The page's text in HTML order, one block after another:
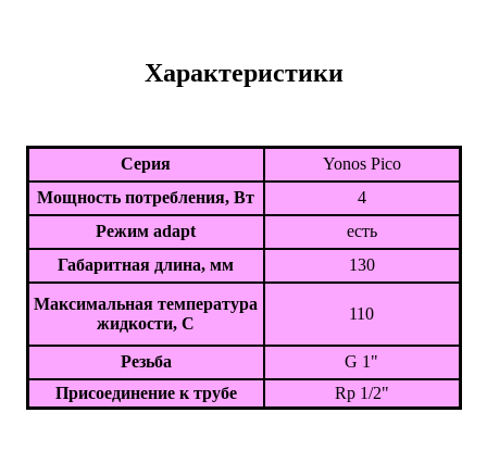
Характеристики
Серия
Yonos Pico
Мощность потребления, Вт
4
Режим adapt
есть
Габаритная длина, мм
130
Максимальная температура
жидкости, С
110
Резьба
G 1"
Присоединение к трубе
Rp 1/2"